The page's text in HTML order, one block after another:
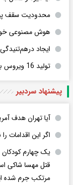
محدودیت سقف
هوش مصنوعی
ایجاد
تولید 16 ویروس با کمک هوش مصنوعی
پیشنهاد سردبیر
آیا تهران هدف
اگر این اقدامات
یک چهارم کودکان
قتل مهسا شاکی
مرتکب جرم شده